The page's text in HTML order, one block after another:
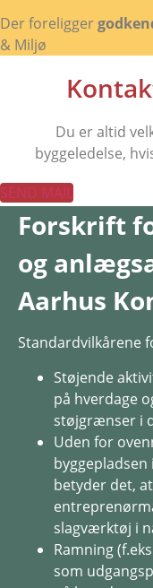
Der foreligger
& Miljø
Du er altid
byggeledelse,
SEND MAIL
Forskrift
og
Aarhus
Standardvilkårene
Støjende
på hverdage
støjgrænser i
Uden for
byggepladsen
betyder det,
slagværktøj i
Ramning
som